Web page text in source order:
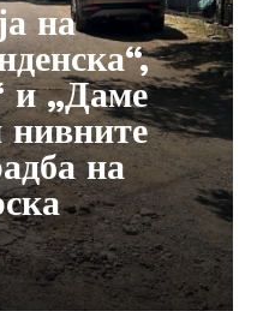
на
и „Даме
нивните
на